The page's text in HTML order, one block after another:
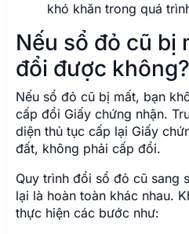
khó khăn trong quá
Nếu sổ đỏ cũ bị
đổi được không?
Nếu sổ đỏ cũ bị mất, bạn
cấp đổi Giấy chứng nhận.
diện thủ tục cấp lại Giấy
đất, không phải cấp đổi.
Quy trình đổi sổ đỏ cũ sang
lại là hoàn toàn khác nhau.
thực hiện các bước như: